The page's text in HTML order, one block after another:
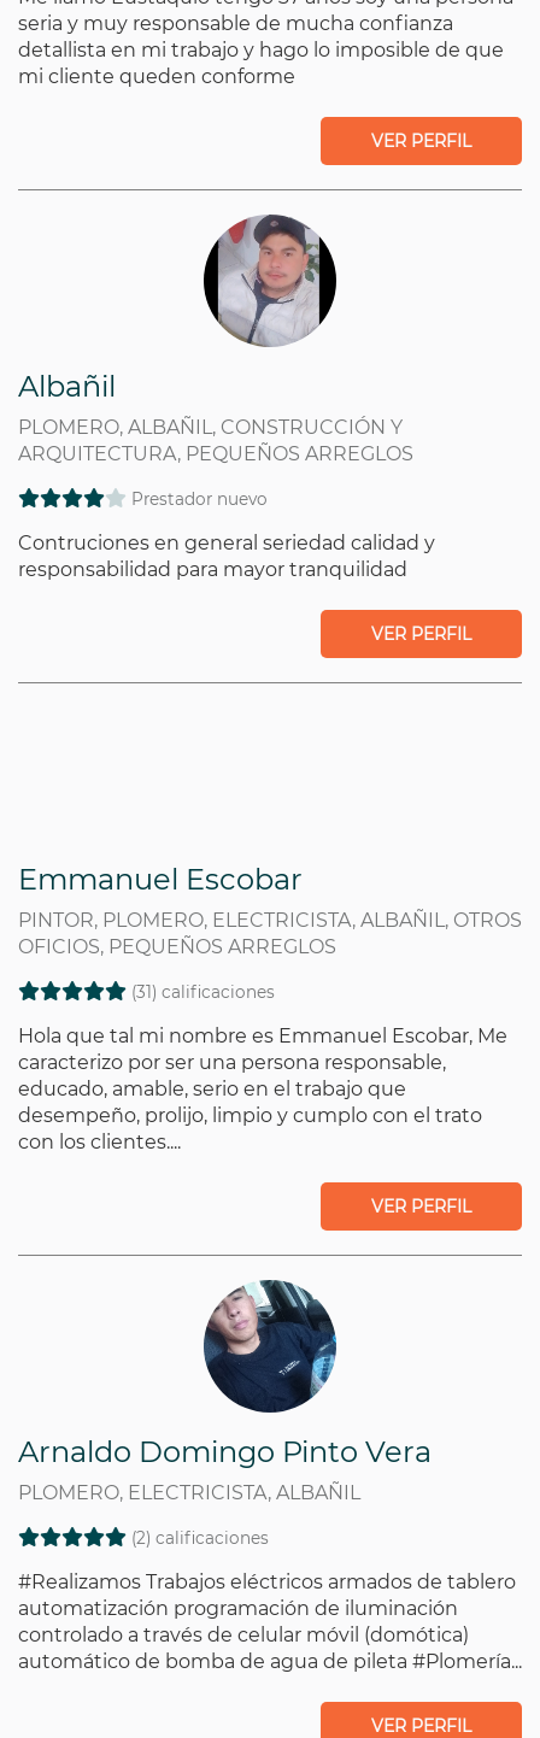
seria y muy responsable de mucha confianza
detallista en mi trabajo y hago lo imposible de que
mi cliente queden conforme
VER PERFIL
Albañil
PLOMERO, ALBAÑIL, CONSTRUCCIÓN Y
ARQUITECTURA, PEQUEÑOS ARREGLOS
Prestador nuevo
Contruciones en general seriedad calidad y
responsabilidad para mayor tranquilidad
VER PERFIL
Emmanuel Escobar
PINTOR, PLOMERO, ELECTRICISTA, ALBAÑIL, OTROS
OFICIOS, PEQUEÑOS ARREGLOS
(31) calificaciones
Hola que tal mi nombre es Emmanuel Escobar, Me
caracterizo por ser una persona responsable,
educado, amable, serio en el trabajo que
desempeño, prolijo, limpio y cumplo con el trato
con los clientes....
VER PERFIL
Arnaldo Domingo Pinto Vera
PLOMERO, ELECTRICISTA, ALBAÑIL
(2) calificaciones
#Realizamos Trabajos eléctricos armados de tablero
automatización programación de iluminación
controlado a través de celular móvil (domótica)
automático de bomba de agua de pileta #Plomería...
VER PERFIL